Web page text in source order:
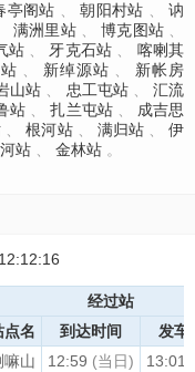
亭阁站 朝阳村站
讷
满洲里站 博克图站
站 牙克石站
喀喇其
新绰源站
新帐房
山站 忠工屯站
汇流
站 扎兰屯站
成吉思
根河站 满归站
伊
站 金林站 。
经过站
点名 到达时间
发车
嘛山 12:59 (当日) 13:01